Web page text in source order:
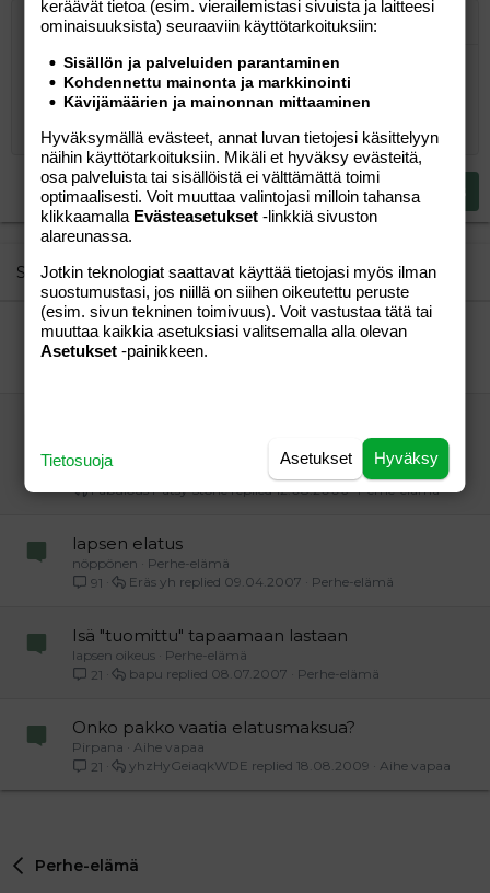
Lihavoitu
Kursivoitu
Laajennettuun editoriin…
Lista
Järjestetty lista
Järjestämätön lista
Suurenna sisennystä
Pienennä sisennystä
Laajennettuun editoriin…
Lisää hyperlinkki
Lisää kuva
HymiötLaajennettuun
Kumoa
Fontin koko
9
10
12
15
18
22
26
Tekstiväri
Kirjasintyyli
Arial
Book Antiqua
Courier New
Georgia
Tahoma
Trebuchet MS
Verdana
YliviivaaAlleviivattu
Rivinsisäinen koodi
Rivinsisäinen spoiler
Tasaus Tasaa vasemmalle
Keskitä
Tasaa oikealle
Justify text
Paragraph format
Normal
Heading 1
Heading 2
Heading 3
LainausLisää video/media
Lisää taulukko
Insert horizontal line
SpoilerKoodi
Tee uudelleen
BBCode-näkymä
Poista muotoilu
LuonnoksetTallenna luonnos
Poista luonnos
Kirjoita vastaus...
Lähetä vastaus
Similar threads
Yksinhuoltajuus vai yhteishuoltajuus?
vierasm Aihe vapaa
8
Perhe-elämä
12.08.2006
Fabulous Patsy Stone
lapsen elatus
nöppönen
Perhe-elämä
91
Perhe-elämä
09.04.2007
Eräs yh
Isä "tuomittu" tapaamaan lastaan
lapsen oikeus
Perhe-elämä
21
Perhe-elämä
08.07.2007
bapu
Onko pakko vaatia elatusmaksua?
Pirpana
Aihe vapaa
21
Aihe vapaa
18.08.2009
yhzHyGeiaqkWDE
Perhe-elämä
keräävät tietoa (esim. vierailemis­tasi sivuista ja laitteesi
ominaisuuk­sista) seuraaviin käyttötarkoituksiin:
Sisällön ja palveluiden parantaminen
Kohdennettu mainonta ja markkinointi
Kävijämäärien ja mainonnan mittaaminen
Hyväksymällä evästeet, annat luvan tietojesi käsittelyyn
näihin käyttötarkoituksiin. Mikäli et hyväksy evästeitä,
osa palveluista tai sisällöistä ei välttämättä toimi
optimaalisesti. Voit muuttaa valintojasi milloin tahansa
klikkaamalla Evästeasetukset -linkkiä sivuston
alareunassa.
Jotkin teknologiat saattavat käyttää tietojasi myös ilman
suostumustasi, jos niillä on siihen oikeutettu peruste
(esim. sivun tekninen toimivuus). Voit vastustaa tätä tai
muuttaa kaikkia asetuksiasi valitsemalla alla olevan
Asetukset -painikkeen.
Hyväksy
Asetukset
Tietosuoja